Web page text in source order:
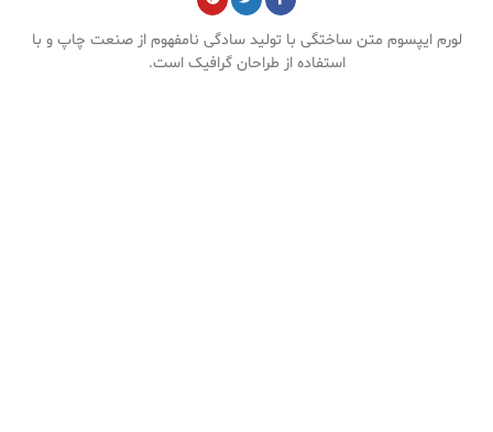
لورم ایپسوم متن ساختگی با تولید سادگی نامفهوم از صنعت چاپ و با
استفاده از طراحان گرافیک است.